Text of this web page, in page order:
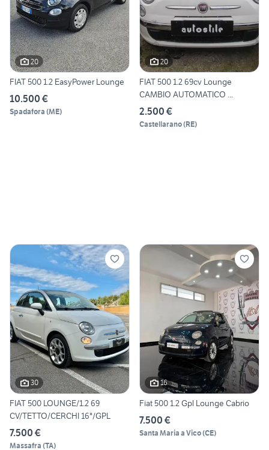
20
FIAT 500 1.2 EasyPower Lounge
10.500 €
Spadafora (ME)
20
FIAT 500 1.2 69cv Lounge
CAMBIO AUTOMATICO ...
2.500 €
Castellarano(RE)
30
FIAT 500 LOUNGE/1.2 69
CV/TETTO/CERCHI 16"/GPL
7.500 €
Massafra (TA)
16
Fiat 500 1.2 Gpl Lounge Cabrio
7.500 €
Santa Maria a Vico(CE)